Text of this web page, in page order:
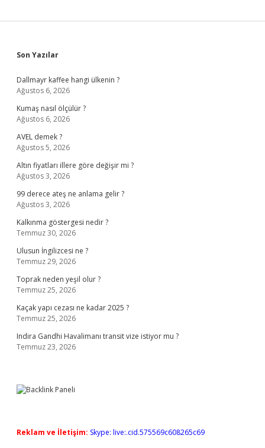
Sidebar
Son Yazılar
Dallmayr kaffee hangi ülkenin ?
Ağustos 6, 2026
Kumaş nasıl ölçülür ?
Ağustos 6, 2026
AVEL demek ?
Ağustos 5, 2026
Altın fiyatları illere göre değişir mi ?
Ağustos 3, 2026
99 derece ateş ne anlama gelir ?
Ağustos 3, 2026
Kalkınma göstergesi nedir ?
Temmuz 30, 2026
Ulusun İngilizcesi ne ?
Temmuz 29, 2026
Toprak neden yeşil olur ?
Temmuz 25, 2026
Kaçak yapı cezası ne kadar 2025 ?
Temmuz 25, 2026
Indira Gandhi Havalimanı transit vize istiyor mu ?
Temmuz 23, 2026
Reklam ve İletişim: Skype: live:.cid.575569c608265c69